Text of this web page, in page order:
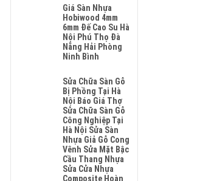
Hèm
Khóa
4mm
6mm
Đế
Cao
Glotex
Charm
Wood
Hobiwood
Kosmos
Fukione
Wilson
Mikado
4mm
6mm
Bao
Có
Bình
Luận
Ở
Sàn
Nhựa
6mm
Giả
Gỗ
Hèm
Khóa
Luôn
Có
Chất
Lượng
Tốt
Giá Sàn Nhựa
Hobiwood 4mm
6mm Đế Cao Su Hà
Nội Phú Thọ Đà
Nẵng Hải Phòng
Ninh Bình
Có
Bình
Luận
Ở
Giá
Sàn
Nhựa
Hobiwood
4mm
6mm
Đế
Sửa Chữa Sàn Gỗ
Bị Phồng Tại Hà
Nội Báo Giá Thợ
Sửa Chữa Sàn Gỗ
Công Nghiệp Tại
Hà Nội Sửa Sàn
Nhựa Giả Gỗ Cong
Vênh Sửa Mặt Bậc
Cầu Thang Nhựa
Sửa Cửa Nhựa
Composite Hoàn